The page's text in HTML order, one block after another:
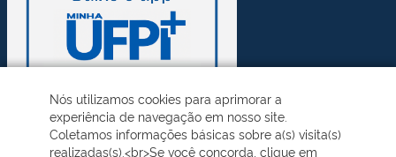
Nós utilizamos cookies para aprimorar a
experiência de navegação em nosso site.
Coletamos informações básicas sobre a(s) visita(s)
realizadas(s).<br>Se você concorda, clique em